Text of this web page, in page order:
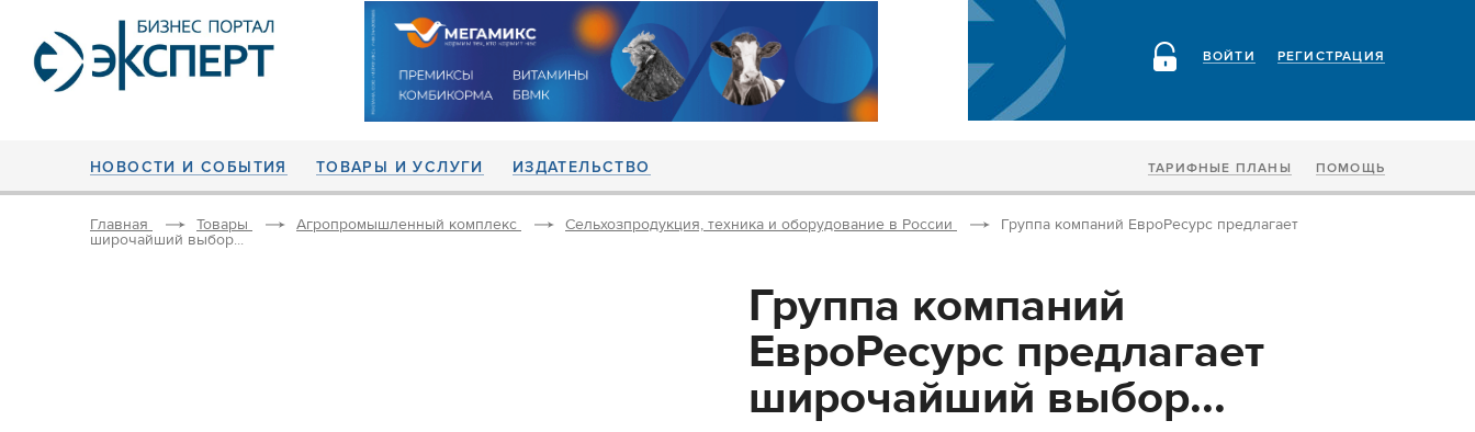
РЕГИСТРАЦИЯ
ВОЙТИ
НОВОСТИ И СОБЫТИЯ ТОВАРЫ И УСЛУГИ ИЗДАТЕЛЬСТВО ТАРИФНЫЕ ПЛАНЫ ПОМОЩЬ
Главная Товары Агропромышленный комплекс Сельхозпродукция, техника и оборудование в России Группа компаний ЕвроРесурс предлагает
широчайший выбор...
Группа компаний
ЕвроРесурс предлагает
широчайший выбор...